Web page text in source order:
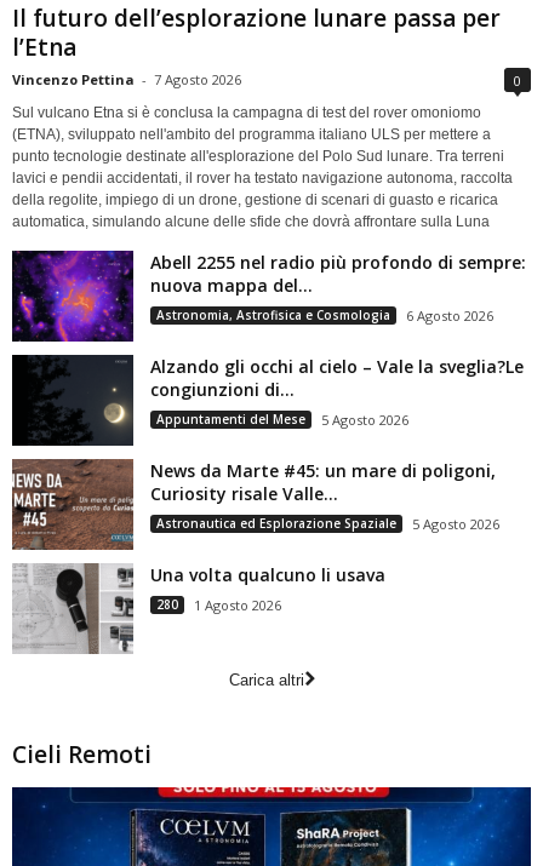
Il futuro dell’esplorazione lunare passa per
l’Etna
Vincenzo Pettina - 7 Agosto 2026 0
Sul vulcano Etna si è conclusa la campagna di test del rover omoniomo
(ETNA), sviluppato nell'ambito del programma italiano ULS per mettere a
punto tecnologie destinate all'esplorazione del Polo Sud lunare. Tra terreni
lavici e pendii accidentati, il rover ha testato navigazione autonoma, raccolta
della regolite, impiego di un drone, gestione di scenari di guasto e ricarica
automatica, simulando alcune delle sfide che dovrà affrontare sulla Luna
Abell 2255 nel radio più profondo di sempre:
nuova mappa del...
Astronomia, Astrofisica e Cosmologia 6 Agosto 2026
Alzando gli occhi al cielo – Vale la sveglia?Le
congiunzioni di...
Appuntamenti del Mese 5 Agosto 2026
News da Marte #45: un mare di poligoni,
Curiosity risale Valle...
Astronautica ed Esplorazione Spaziale 5 Agosto 2026
Una volta qualcuno li usava
280 1 Agosto 2026
Carica altri
Cieli Remoti